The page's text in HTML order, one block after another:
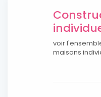
voir
maisons